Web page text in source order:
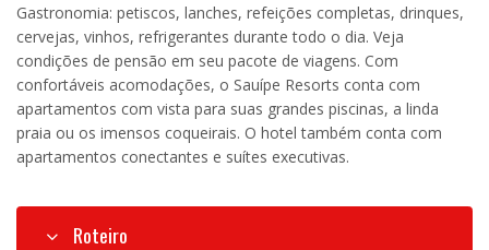
Gastronomia: petiscos, lanches, refeições completas, drinques,
cervejas, vinhos, refrigerantes durante todo o dia. Veja
condições de pensão em seu pacote de viagens. Com
confortáveis acomodações, o Sauípe Resorts conta com
apartamentos com vista para suas grandes piscinas, a linda
praia ou os imensos coqueirais. O hotel também conta com
apartamentos conectantes e suítes executivas.
Roteiro